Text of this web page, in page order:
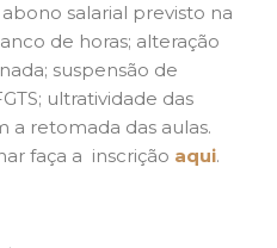
salarial previsto na
de horas; alteração
suspensão de
ultratividade das
a retomada das aulas.
faça a inscrição aqui.